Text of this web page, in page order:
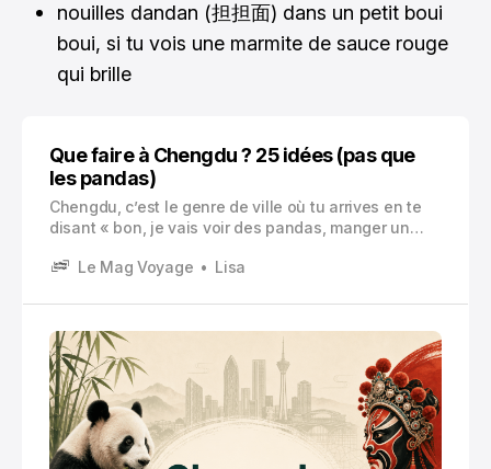
nouilles dandan (担担面) dans un petit boui
boui, si tu vois une marmite de sauce rouge
qui brille
Que faire à Chengdu ? 25 idées (pas que
les pandas)
Chengdu, c’est le genre de ville où tu arrives en te
disant « bon, je vais voir des pandas, manger un
est un peu plus lent, un peu plus doux, et en même
Le Mag Voyage Lisa